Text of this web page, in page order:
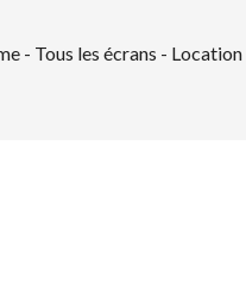
- Tous les écrans - Location